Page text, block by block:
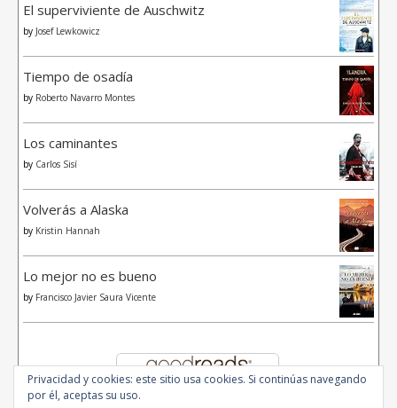
El superviviente de Auschwitz
by Josef Lewkowicz
Tiempo de osadía
by Roberto Navarro Montes
Los caminantes
by Carlos Sisí
Volverás a Alaska
by Kristin Hannah
Lo mejor no es bueno
by Francisco Javier Saura Vicente
Privacidad y cookies: este sitio usa cookies. Si continúas navegando
por él, aceptas su uso.